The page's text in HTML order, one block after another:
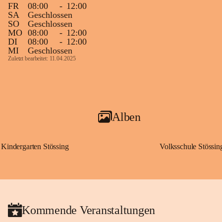
FR
08:00 - 12:00
SA
Geschlossen
SO
Geschlossen
MO 08:00 - 12:00
DI
08:00 - 12:00
MI
Geschlossen
Zuletzt bearbeitet: 11.04.2025
Alben
Kindergarten Stössing Volksschule
Kommende Veranstaltungen